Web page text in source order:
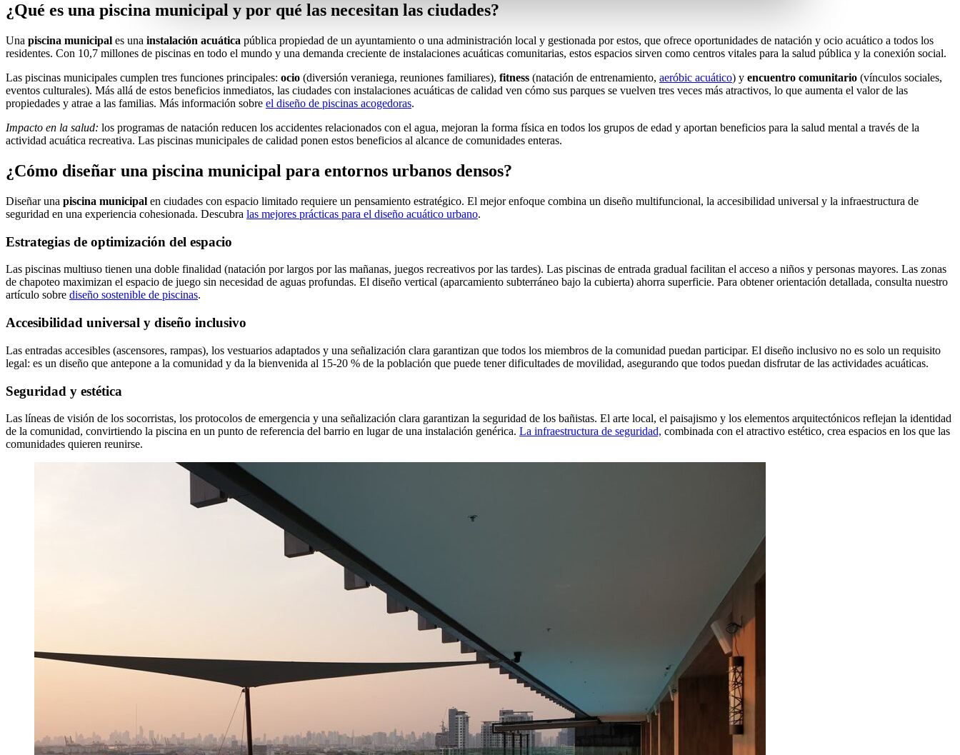
¿Qué es una piscina municipal y por qué las necesitan las ciudades?
Una piscina municipal es una instalación acuática pública propiedad de un ayuntamiento o una administración local y gestionada por estos, que ofrece oportunidades de natación y ocio acuático a todos los
residentes. Con 10,7 millones de piscinas en todo el mundo y una demanda creciente de instalaciones acuáticas comunitarias, estos espacios sirven como centros vitales para la salud pública y la conexión social.
Las piscinas municipales cumplen tres funciones principales: ocio (diversión veraniega, reuniones familiares), fitness (natación de entrenamiento, aeróbic acuático) y encuentro comunitario (vínculos sociales,
eventos culturales). Más allá de estos beneficios inmediatos, las ciudades con instalaciones acuáticas de calidad ven cómo sus parques se vuelven tres veces más atractivos, lo que aumenta el valor de las
propiedades y atrae a las familias. Más información sobre el diseño de piscinas acogedoras.
Impacto en la salud: los programas de natación reducen los accidentes relacionados con el agua, mejoran la forma física en todos los grupos de edad y aportan beneficios para la salud mental a través de la
actividad acuática recreativa. Las piscinas municipales de calidad ponen estos beneficios al alcance de comunidades enteras.
¿Cómo diseñar una piscina municipal para entornos urbanos densos?
Diseñar una piscina municipal en ciudades con espacio limitado requiere un pensamiento estratégico. El mejor enfoque combina un diseño multifuncional, la accesibilidad universal y la infraestructura de
seguridad en una experiencia cohesionada. Descubra las mejores prácticas para el diseño acuático urbano.
Estrategias de optimización del espacio
Las piscinas multiuso tienen una doble finalidad (natación por largos por las mañanas, juegos recreativos por las tardes). Las piscinas de entrada gradual facilitan el acceso a niños y personas mayores. Las zonas
de chapoteo maximizan el espacio de juego sin necesidad de aguas profundas. El diseño vertical (aparcamiento subterráneo bajo la cubierta) ahorra superficie. Para obtener orientación detallada, consulta nuestro
artículo sobre diseño sostenible de piscinas.
Accesibilidad universal y diseño inclusivo
Las entradas accesibles (ascensores, rampas), los vestuarios adaptados y una señalización clara garantizan que todos los miembros de la comunidad puedan participar. El diseño inclusivo no es solo un requisito
legal: es un diseño que antepone a la comunidad y da la bienvenida al 15-20 % de la población que puede tener dificultades de movilidad, asegurando que todos puedan disfrutar de las actividades acuáticas.
Seguridad y estética
Las líneas de visión de los socorristas, los protocolos de emergencia y una señalización clara garantizan la seguridad de los bañistas. El arte local, el paisajismo y los elementos arquitectónicos reflejan la identidad
de la comunidad, convirtiendo la piscina en un punto de referencia del barrio en lugar de una instalación genérica. La infraestructura de seguridad, combinada con el atractivo estético, crea espacios en los que las
comunidades quieren reunirse.